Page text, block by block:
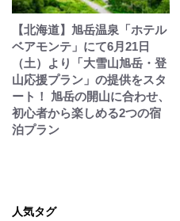
【北海道】旭岳温泉「ホテル
ベアモンテ」にて6月21日
（土）より「大雪山旭岳・登
山応援プラン」の提供をスタ
ート！ 旭岳の開山に合わせ、
初心者から楽しめる2つの宿
泊プラン
人気タグ